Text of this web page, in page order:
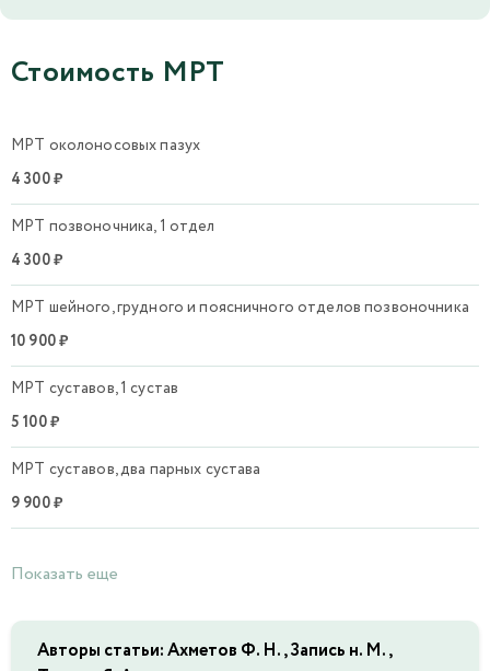
Стоимость МРТ
МРТ околоносовых пазух
4 300 ₽
МРТ позвоночника, 1 отдел
4 300 ₽
МРТ шейного, грудного и поясничного отделов позвоночника
10 900 ₽
МРТ суставов, 1 сустав
5 100 ₽
МРТ суставов, два парных сустава
9 900 ₽
Показать еще
Авторы статьи: Ахметов Ф. Н., Запись н. М.,